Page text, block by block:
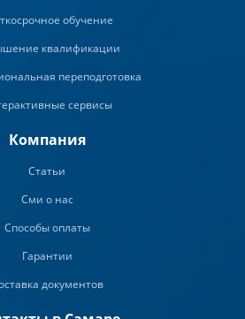
обучение
квалификации
переподготовка
сервисы
Компания
Статьи
Сми о нас
Способы оплаты
Гарантии
документов